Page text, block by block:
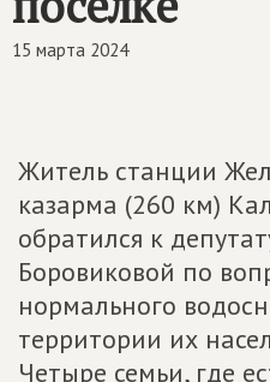
15 марта 2024
Житель станции
казарма (260 км)
обратился к
Боровиковой по
нормального
территории их
Четыре семьи, где